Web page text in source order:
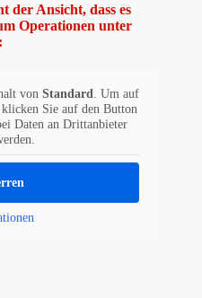
der Ansicht, dass es
Operationen unter
von Standard
. Um auf
Sie auf den Button
Daten an Drittanbieter